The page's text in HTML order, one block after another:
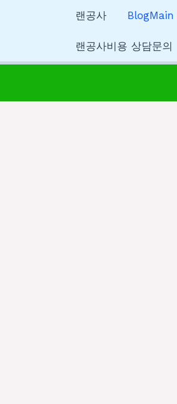
랜공사 BlogMain
랜공사비용 상담문의